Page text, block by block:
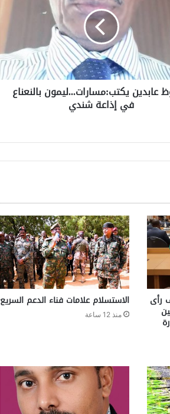
عابدين يكتب:مسارات...ليمون بالنعناع
في إذاعة شندي
رأى الاستسلام علامات فناء الدعم السريع
منذ 12 ساعة